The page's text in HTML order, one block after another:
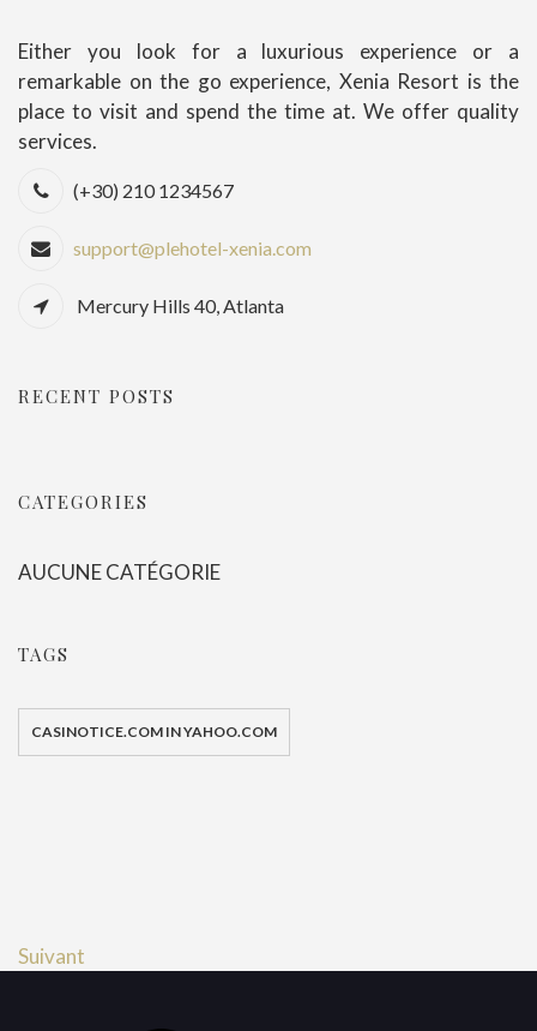
Either you look for a luxurious experience or a
remarkable on the go experience, Xenia Resort is the
place to visit and spend the time at. We offer quality
services.
(+30) 210 1234567
support@plehotel-xenia.com
Mercury Hills 40, Atlanta
RECENT POSTS
CATEGORIES
AUCUNE CATÉGORIE
TAGS
CASINOTICE.COM IN YAHOO.COM
Suivant